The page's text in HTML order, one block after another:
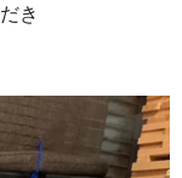
き